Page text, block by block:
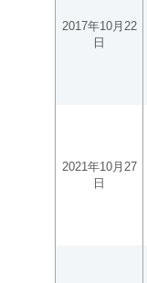
2017年10月22
日
2021年10月27
日